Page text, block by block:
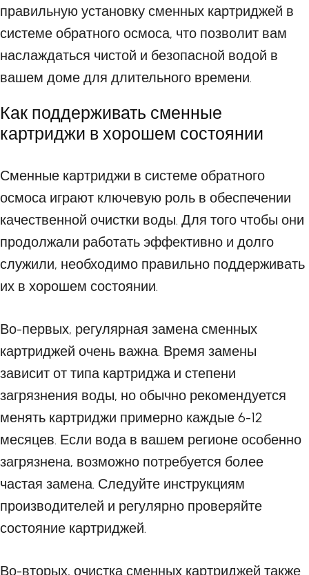
правильную установку сменных картриджей в
системе обратного осмоса, что позволит вам
наслаждаться чистой и безопасной водой в
вашем доме для длительного времени.
Как поддерживать сменные
картриджи в хорошем состоянии
Сменные картриджи в системе обратного
осмоса играют ключевую роль в обеспечении
качественной очистки воды. Для того чтобы они
продолжали работать эффективно и долго
служили, необходимо правильно поддерживать
их в хорошем состоянии.
Во-первых, регулярная замена сменных
картриджей очень важна. Время замены
зависит от типа картриджа и степени
загрязнения воды, но обычно рекомендуется
менять картриджи примерно каждые 6-12
месяцев. Если вода в вашем регионе особенно
загрязнена, возможно потребуется более
частая замена. Следуйте инструкциям
производителей и регулярно проверяйте
состояние картриджей.
Во-вторых, очистка сменных картриджей также